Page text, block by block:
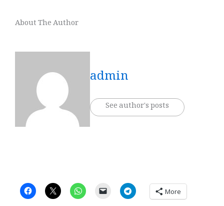
About The Author
admin
See author's posts
More